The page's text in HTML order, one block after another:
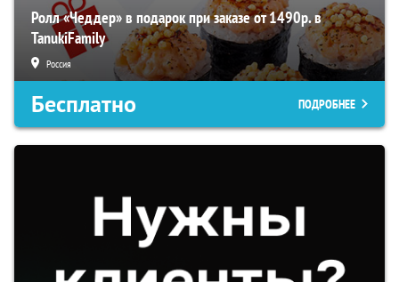
Ролл «Чеддер» в подарок при заказе от 1490р. в
TanukiFamily
Россия
Бесплатно ПОДРОБНЕЕ